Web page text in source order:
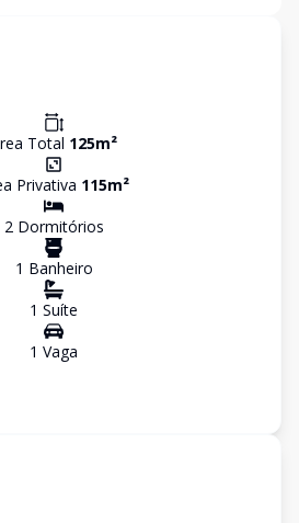
Total 125m²
Privativa 115m²
2Dormitórios
1 Banheiro
1 Suíte
1 Vaga